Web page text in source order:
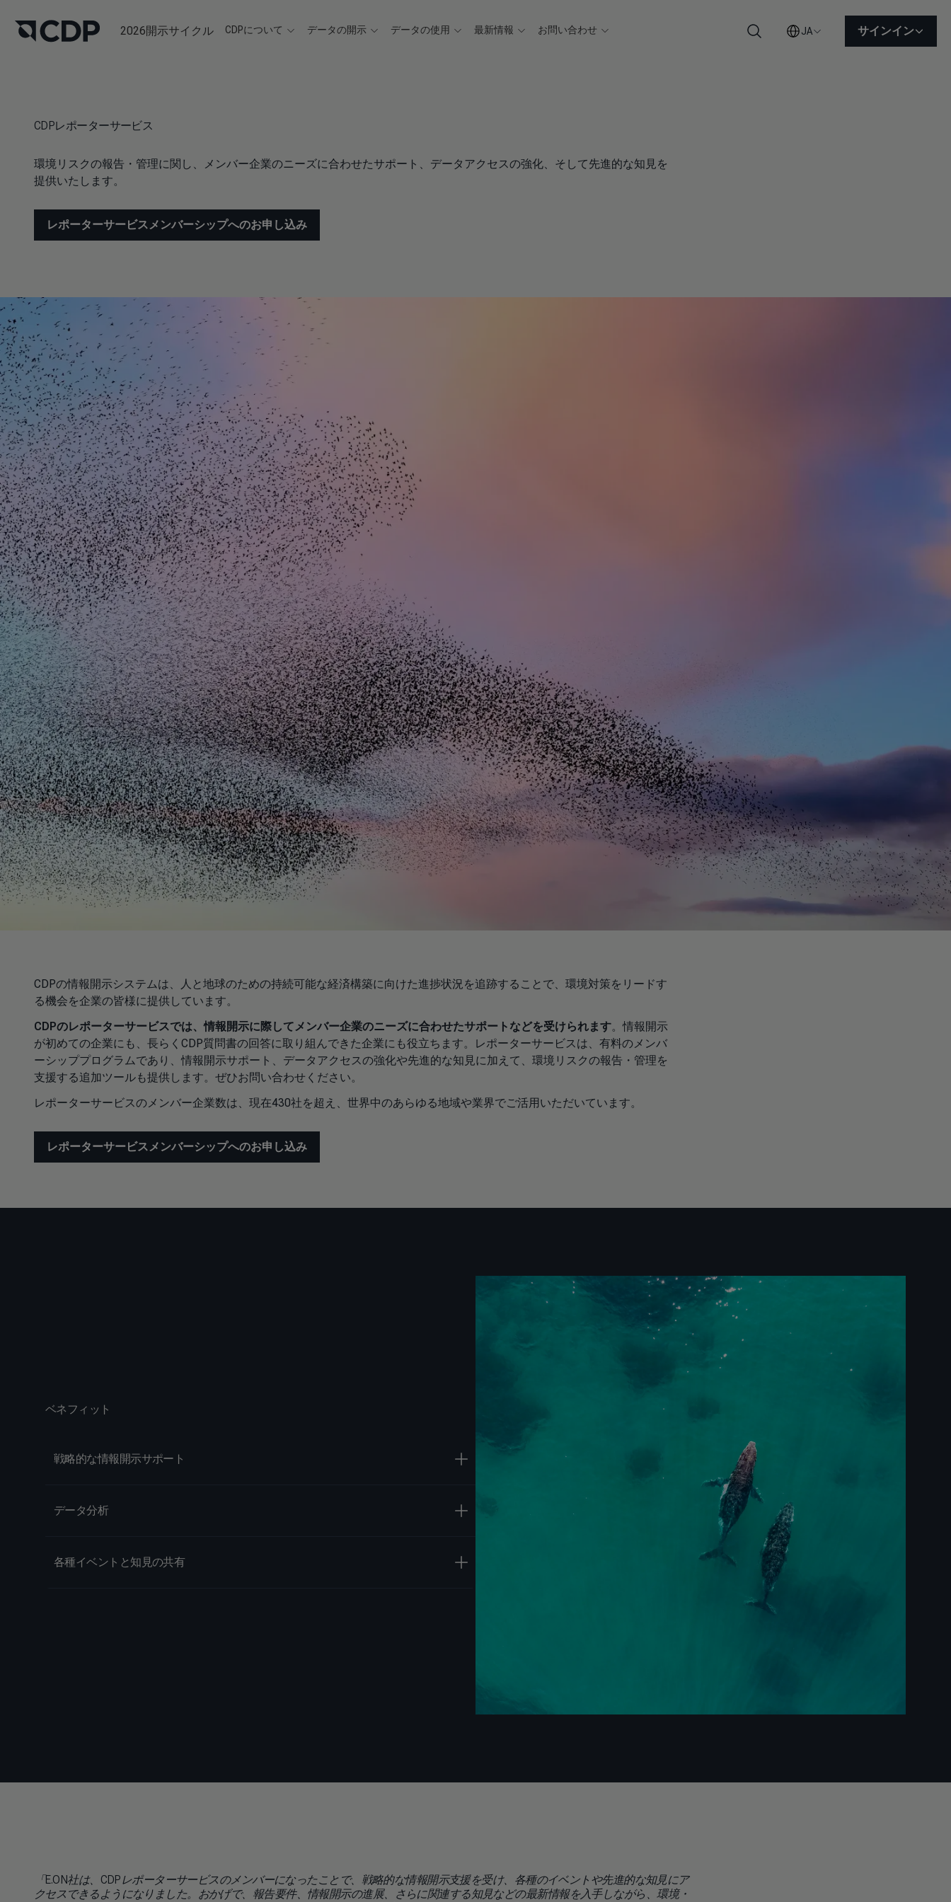
2026開示サイクル CDPについて データの開示 データの使用 最新情報 お問い合わせ
検索
JA サインイン
CDPレポーターサービス
環境リスクの報告・管理に関し、メンバー企業のニーズに合わせたサポート、データアクセスの強化、そして先進的な知見を
提供いたします。
レポーターサービスメンバーシップへのお申し込み
CDPの情報開示システムは、人と地球のための持続可能な経済構築に向けた進捗状況を追跡することで、環境対策をリードす
る機会を企業の皆様に提供しています。
CDPのレポーターサービスでは、情報開示に際してメンバー企業のニーズに合わせたサポートなどを受けられます。情報開示
が初めての企業にも、長らくCDP質問書の回答に取り組んできた企業にも役立ちます。レポーターサービスは、有料のメンバ
ーシッププログラムであり、情報開示サポート、データアクセスの強化や先進的な知見に加えて、環境リスクの報告・管理を
支援する追加ツールも提供します。ぜひお問い合わせください。
レポーターサービスのメンバー企業数は、現在430社を超え、世界中のあらゆる地域や業界でご活用いただいています。
レポーターサービスメンバーシップへのお申し込み
ベネフィット
戦略的な情報開示サポート
データ分析
各種イベントと知見の共有
「E.ON社は、CDPレポーターサービスのメンバーになったことで、戦略的な情報開示支援を受け、各種のイベントや先進的な知見にア
クセスできるようになりました。おかげで、報告要件、情報開示の進展、さらに関連する知見などの最新情報を入手しながら、環境・